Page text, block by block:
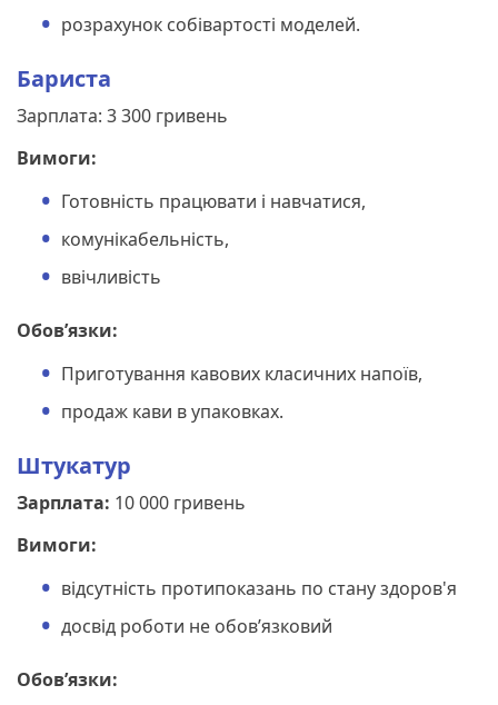
розрахунок собівартості моделей.
Бариста
Зарплата: 3 300 гривень
Вимоги:
Готовність працювати і навчатися,
комунікабельність,
ввічливість
Обов’язки:
Приготування кавових класичних напоїв,
продаж кави в упаковках.
Штукатур
Зарплата: 10 000 гривень
Вимоги:
відсутність протипоказань по стану здоров'я
досвід роботи не обов’язковий
Обов’язки: